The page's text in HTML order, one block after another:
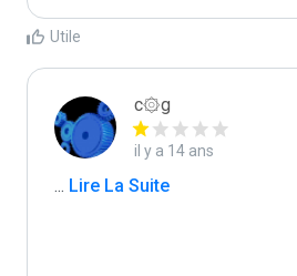
Utile
c۞g
il y a 14 ans
... Lire La Suite